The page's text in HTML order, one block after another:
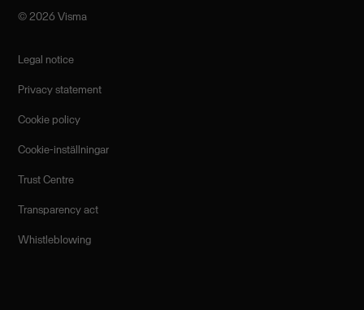
©️ 2026 Visma
Legal notice
Privacy statement
Cookie policy
Cookie-inställningar
Trust Centre
Transparency act
Whistleblowing